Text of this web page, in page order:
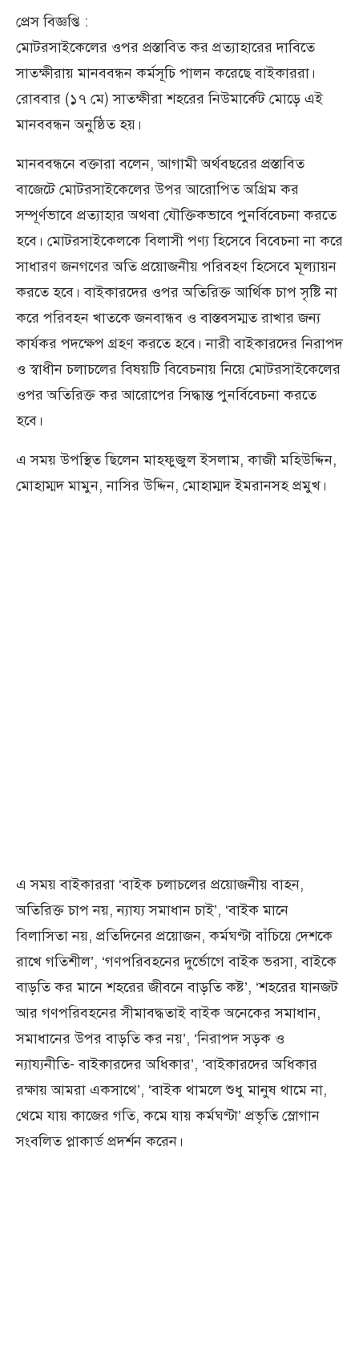
প্রেস বিজ্ঞপ্তি :
মোটরসাইকেলের ওপর প্রস্তাবিত কর প্রত্যাহারের দাবিতে
সাতক্ষীরায় মানববন্ধন কর্মসূচি পালন করেছে বাইকাররা।
রোববার (১৭ মে) সাতক্ষীরা শহরের নিউমার্কেট মোড়ে এই
মানববন্ধন অনুষ্ঠিত হয়।
মানববন্ধনে বক্তারা বলেন, আগামী অর্থবছরের প্রস্তাবিত
বাজেটে মোটরসাইকেলের উপর আরোপিত অগ্রিম কর
সম্পূর্ণভাবে প্রত্যাহার অথবা যৌক্তিকভাবে পুনর্বিবেচনা করতে
হবে। মোটরসাইকেলকে বিলাসী পণ্য হিসেবে বিবেচনা না করে
সাধারণ জনগণের অতি প্রয়োজনীয় পরিবহণ হিসেবে মূল্যায়ন
করতে হবে। বাইকারদের ওপর অতিরিক্ত আর্থিক চাপ সৃষ্টি না
করে পরিবহন খাতকে জনবান্ধব ও বাস্তবসম্মত রাখার জন্য
কার্যকর পদক্ষেপ গ্রহণ করতে হবে। নারী বাইকারদের নিরাপদ
ও স্বাধীন চলাচলের বিষয়টি বিবেচনায় নিয়ে মোটরসাইকেলের
ওপর অতিরিক্ত কর আরোপের সিদ্ধান্ত পুনর্বিবেচনা করতে
হবে।
এ সময় উপস্থিত ছিলেন মাহফুজুল ইসলাম, কাজী মহিউদ্দিন,
মোহাম্মদ মামুন, নাসির উদ্দিন, মোহাম্মদ ইমরানসহ প্রমুখ।
এ সময় বাইকাররা ‘বাইক চলাচলের প্রয়োজনীয় বাহন,
অতিরিক্ত চাপ নয়, ন্যায্য সমাধান চাই’, ‘বাইক মানে
বিলাসিতা নয়, প্রতিদিনের প্রয়োজন, কর্মঘণ্টা বাঁচিয়ে দেশকে
রাখে গতিশীল’, ‘গণপরিবহনের দুর্ভোগে বাইক ভরসা, বাইকে
বাড়তি কর মানে শহরের জীবনে বাড়তি কষ্ট’, ‘শহরের যানজট
আর গণপরিবহনের সীমাবদ্ধতাই বাইক অনেকের সমাধান,
সমাধানের উপর বাড়তি কর নয়’, ‘নিরাপদ সড়ক ও
ন্যায্যনীতি- বাইকারদের অধিকার’, ‘বাইকারদের অধিকার
রক্ষায় আমরা একসাথে’, ‘বাইক থামলে শুধু মানুষ থামে না,
থেমে যায় কাজের গতি, কমে যায় কর্মঘণ্টা’ প্রভৃতি স্লোগান
সংবলিত প্লাকার্ড প্রদর্শন করেন।